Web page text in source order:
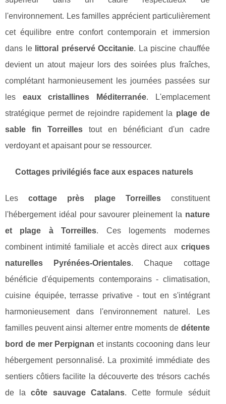
l'environnement. Les familles apprécient particulièrement
cet équilibre entre confort contemporain et immersion
dans le littoral préservé Occitanie. La piscine chauffée
devient un atout majeur lors des soirées plus fraîches,
complétant harmonieusement les journées passées sur
les eaux cristallines Méditerranée. L'emplacement
stratégique permet de rejoindre rapidement la plage de
sable fin Torreillestout en bénéficiant d'un cadre
verdoyant et apaisant pour se ressourcer.
Cottages privilégiés face aux espaces naturels
Les cottage près plage Torreillesconstituent
l'hébergement idéal pour savourer pleinement la nature
et plage à Torreilles. Ces logements modernes
combinent intimité familiale et accès direct aux criques
naturelles Pyrénées-Orientales. Chaque cottage
bénéficie d'équipements contemporains - climatisation,
cuisine équipée, terrasse privative - tout en s'intégrant
harmonieusement dans l'environnement naturel. Les
familles peuvent ainsi alterner entre moments de détente
bord de mer Perpignan et instants cocooning dans leur
hébergement personnalisé. La proximité immédiate des
sentiers côtiers facilite la découverte des trésors cachés
de lacôte sauvage Catalans. Cette formule séduit